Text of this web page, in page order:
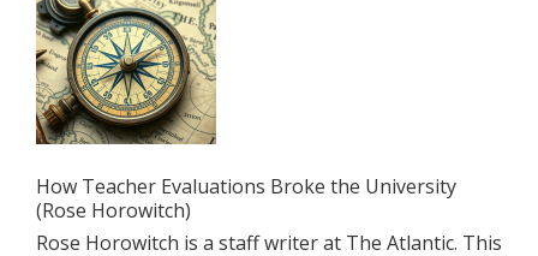
How Teacher Evaluations Broke the University
(Rose Horowitch)
Rose Horowitch is a staff writer at The Atlantic. This